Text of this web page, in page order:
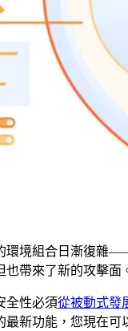
環境組合日漸復雜
也帶來了新的攻擊面
全性必須從被動式發
新功能，您現在可